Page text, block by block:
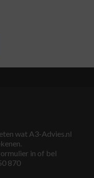
wat A3-Advies.nl
in of bel
870